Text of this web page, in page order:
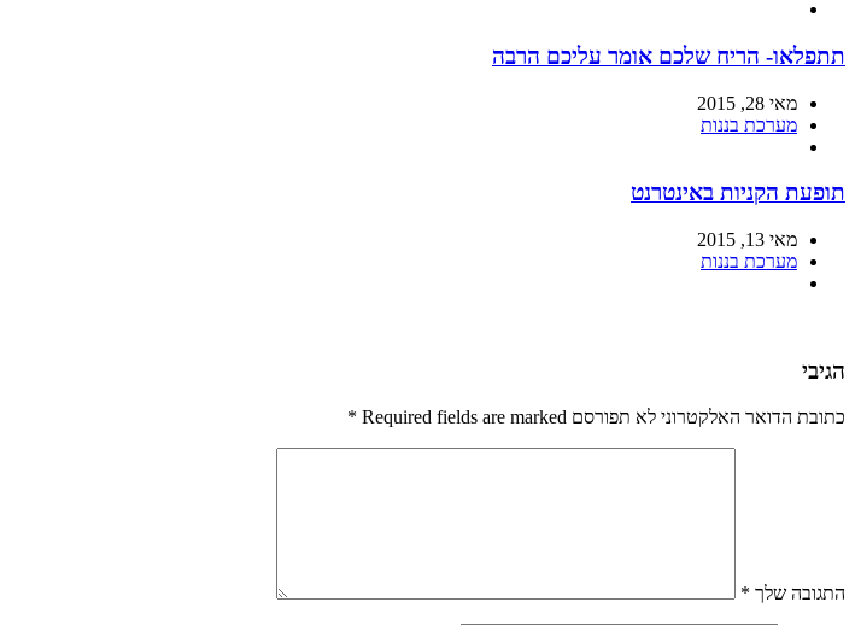
תתפלאו- הריח שלכם אומר עליכם הרבה
מאי 28, 2015
מערכת בננות
תופעת הקניות באינטרנט
מאי 13, 2015
מערכת בננות
הגיבי
כתובת הדואר האלקטרוני לא תפורסם Required fields are marked *
התגובה שלך *